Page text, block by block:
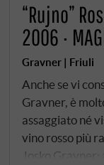
“Rujno”
2006 ·
Gravner | Friuli
Anche se vi
Gravner, è
assaggiato né
vino rosso più
Josko Gravner: